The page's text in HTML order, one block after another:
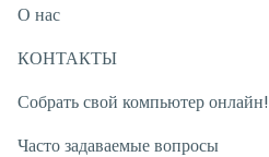
О нас
КОНТАКТЫ
Собрать свой компьютер онлайн!
Часто задаваемые вопросы